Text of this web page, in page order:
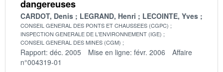
dangereuses
CARDOT, Denis LEGRAND, Henri LECOINTE, Yves
CONSEIL GENERAL DES PONTS ET CHAUSSEES (CGPC)
INSPECTION GENERALE DE L'ENVIRONNEMENT (IGE)
CONSEIL GENERAL DES MINES (CGM)
Rapport: déc. 2005 Mise en ligne: févr. 2006
Affaire
n°004319-01